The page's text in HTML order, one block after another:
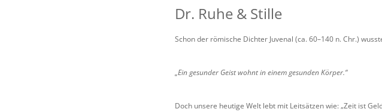
Dr. Ruhe & Stille
Schon der römische Dichter Juvenal (ca. 60–140 n. Chr.)
„Ein gesunder Geist wohnt in einem gesunden Körper.“
Doch unsere heutige Welt lebt mit Leitsätzen wie: „Zeit ist